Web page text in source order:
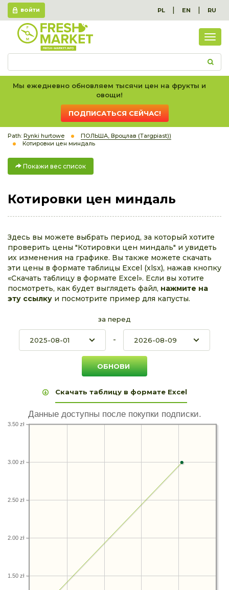
ВОЙТИ PL | EN | RU
вес
Мы ежедневно обновляем тысячи цен на фрукты и
овощи!
ПОДПИСАТЬСЯ СЕЙЧАС!
Path: Rynki hurtowe
ПОЛЬША, Вроцлав (Targpiast))
Котировки цен миндаль
Покажи вес список
Котировки цен миндаль
Здесь вы можете выбрать период, за который хотите
проверить цены "Котировки цен миндаль" и увидеть
их изменения на графике. Вы также можете скачать
эти цены в формате таблицы Excel (xlsx), нажав кнопку
«Скачать таблицу в формате Excel». Если вы хотите
посмотреть, как будет выглядеть файл, нажмите на
эту ссылку и посмотрите пример для капусты.
за перед
-
Скачать таблицу в формате Excel
Данные доступны после покупки подписки.
1.50 zł
2.00 zł
2.50 zł
3.00 zł
3.50 zł